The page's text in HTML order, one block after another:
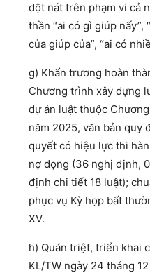
dột nát trên phạm vi cả
thần “ai có gì giúp nấy”,
của giúp của”, “ai có
g) Khẩn trương hoàn
Chương trình xây dựng
dự án luật thuộc
năm 2025, văn bản quy
quyết có hiệu lực thi
nợ đọng (36 nghị định,
định chi tiết 18 luật);
phục vụ Kỳ họp bất
XV.
h) Quán triệt, triển khai
KL/TW ngày 24 tháng